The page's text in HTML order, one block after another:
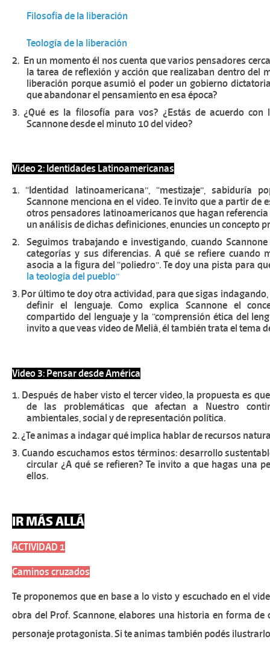
Filosofía de la liberación
Teología de la liberación
2. En un momento él nos cuenta que varios pensadores
la tarea de reflexión y acción que realizaban dentro del
liberación porque asumió el poder un gobierno
que abandonar el pensamiento en esa época?
3. ¿Qué es la filosofía para vos? ¿Estás de acuerdo con
Scannone desde el minuto 10 del video?
Video 2: Identidades Latinoamericanas
1. “Identidad latinoamericana”, “mestizaje”, sabiduría
Scannone menciona en el video. Te invito que a partir de
otros pensadores latinoamericanos que hagan
un análisis de dichas definiciones, enuncies un concepto
2.
Seguimos trabajando e investigando, cuando
categorías y sus diferencias. A qué se refiere cuando
asocia a la figura del “poliedro”. Te doy una pista para
la teología del pueblo”
3. Por último te doy otra actividad, para que sigas
definir el lenguaje. Como explica Scannone el
compartido del lenguaje y la “comprensión ética del
invito a que veas video de Melià, él también trata el tema
Video 3: Pensar desde América
1. Después de haber visto el tercer video, la propuesta es
de las problemáticas que afectan a Nuestro
ambientales, social y de representación política.
2.¿Te animas a indagar qué implica hablar de recursos
3. Cuando escuchamos estos términos: desarrollo
circular ¿A qué se refieren? Te invito a que hagas una
ellos.
IR MÁS ALLÁ
ACTIVIDAD 1
Caminos cruzados
Te proponemos que en base a lo visto y escuchado en el
obra del Prof. Scannone, elabores una historia en forma de
personaje protagonista. Si te animas también podés